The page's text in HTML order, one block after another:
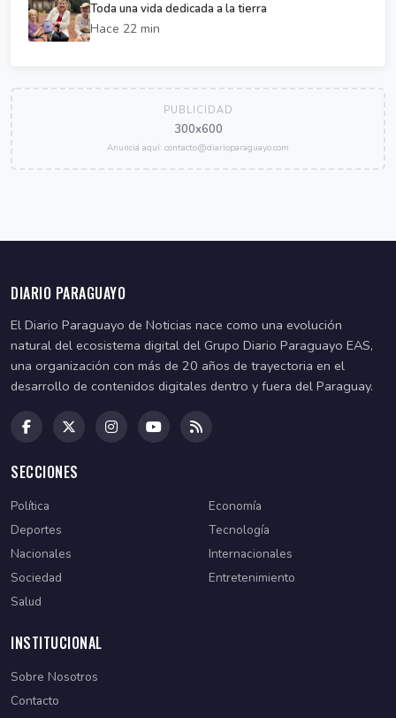
Toda una vida dedicada a la tierra
Hace 22 min
PUBLICIDAD
300x600
Anunciá aquí: contacto@diarioparaguayo.com
DIARIO PARAGUAYO
El Diario Paraguayo de Noticias nace como una evolución
natural del ecosistema digital del Grupo Diario Paraguayo EAS,
una organización con más de 20 años de trayectoria en el
desarrollo de contenidos digitales dentro y fuera del Paraguay.
SECCIONES
Política
Economía
Deportes
Tecnología
Nacionales
Internacionales
Sociedad
Entretenimiento
Salud
INSTITUCIONAL
Sobre Nosotros
Contacto